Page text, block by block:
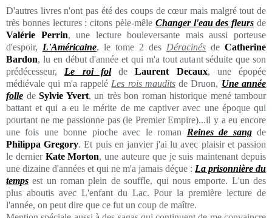
D'autres livres n'ont pas été des coups de cœur mais malgré tout de
très bonnes lectures : citons pèle-mêle Changer l'eau des fleurs de
Valérie Perrin, une lecture bouleversante mais aussi porteuse
d'espoir, L'Américaine, le tome 2 des Déracinés de Catherine
Bardon, lu en début d'année et qui m'a tout autant séduite que son
prédécesseur, Le roi foldeLaurent Decaux, une épopée
médiévale qui m'a rappelé Les rois mauditsde Druon, Une année
folle de Sylvie Yvert, un très bon roman historique mené tambour
battant et qui a eu le mérite de me captiver avec une époque qui
pourtant ne me passionne pas (le Premier Empire)...il y a eu encore
une fois une bonne pioche avec le roman Reines de sangde
Philippa Gregory. Et puis en janvier j'ai lu avec plaisir et passion
le dernier Kate Morton, une auteure que je suis maintenant depuis
une dizaine d'années et qui ne m'a jamais déçue : La prisonnière du
temps est un roman plein de souffle, qui nous emporte. L'un des
plus aboutis avec L'enfant du Lac. Pour la première lecture de
l'année, on peut dire que ce fut un coup de maître.